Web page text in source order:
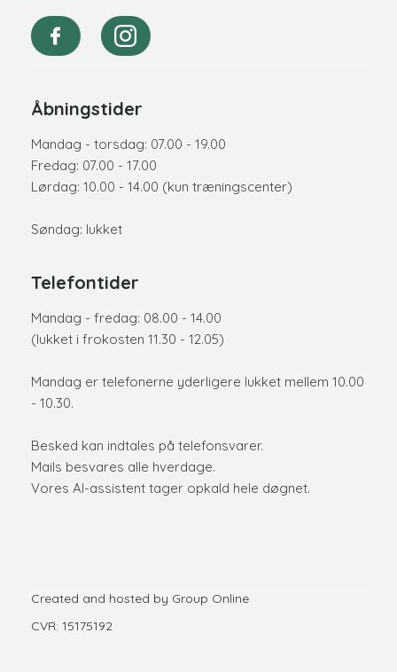
Åbningstider
Mandag - torsdag: 07.00 - 19.00
Fredag: 07.00 - 17.00
Lørdag: 10.00 - 14.00 (kun træningscenter)
Søndag: lukket
Telefontider
​Mandag - fredag: 08.00 - 14.00
(lukket i frokosten 11.30 - 12.05)
Mandag er telefonerne yderligere lukket mellem 10.00
- 10.30.
​Besked kan indtales på telefonsvarer.
Mails besvares alle hverdage.
Vores AI-assistent tager opkald hele døgnet.
Created and hosted by Group Online
CVR: 15175192